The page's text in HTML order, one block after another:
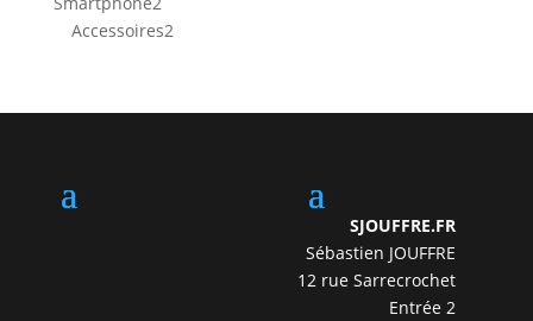
produits
Accessoires22
SJOUFFRE.FR
Sébastien JOUFFRE
12 rue Sarrecrochet
Entrée 2